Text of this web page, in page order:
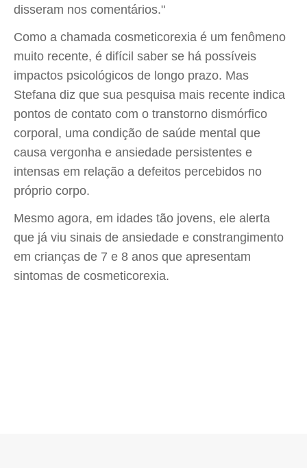
disseram nos comentários."
Como a chamada cosmeticorexia é um fenômeno
muito recente, é difícil saber se há possíveis
impactos psicológicos de longo prazo. Mas
Stefana diz que sua pesquisa mais recente indica
pontos de contato com o transtorno dismórfico
corporal, uma condição de saúde mental que
causa vergonha e ansiedade persistentes e
intensas em relação a defeitos percebidos no
próprio corpo.
Mesmo agora, em idades tão jovens, ele alerta
que já viu sinais de ansiedade e constrangimento
em crianças de 7 e 8 anos que apresentam
sintomas de cosmeticorexia.